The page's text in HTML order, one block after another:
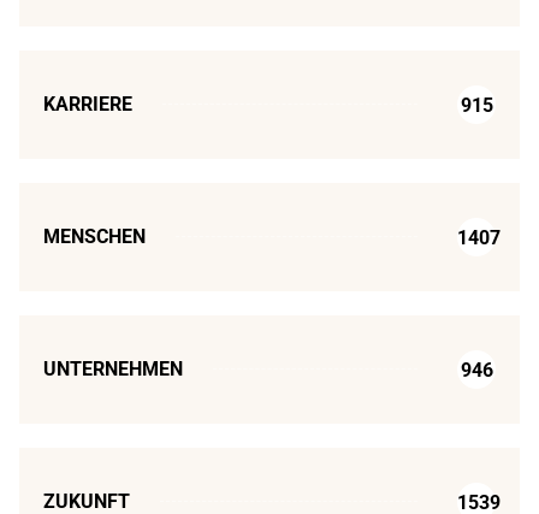
KARRIERE 915
MENSCHEN 1407
UNTERNEHMEN 946
ZUKUNFT 1539